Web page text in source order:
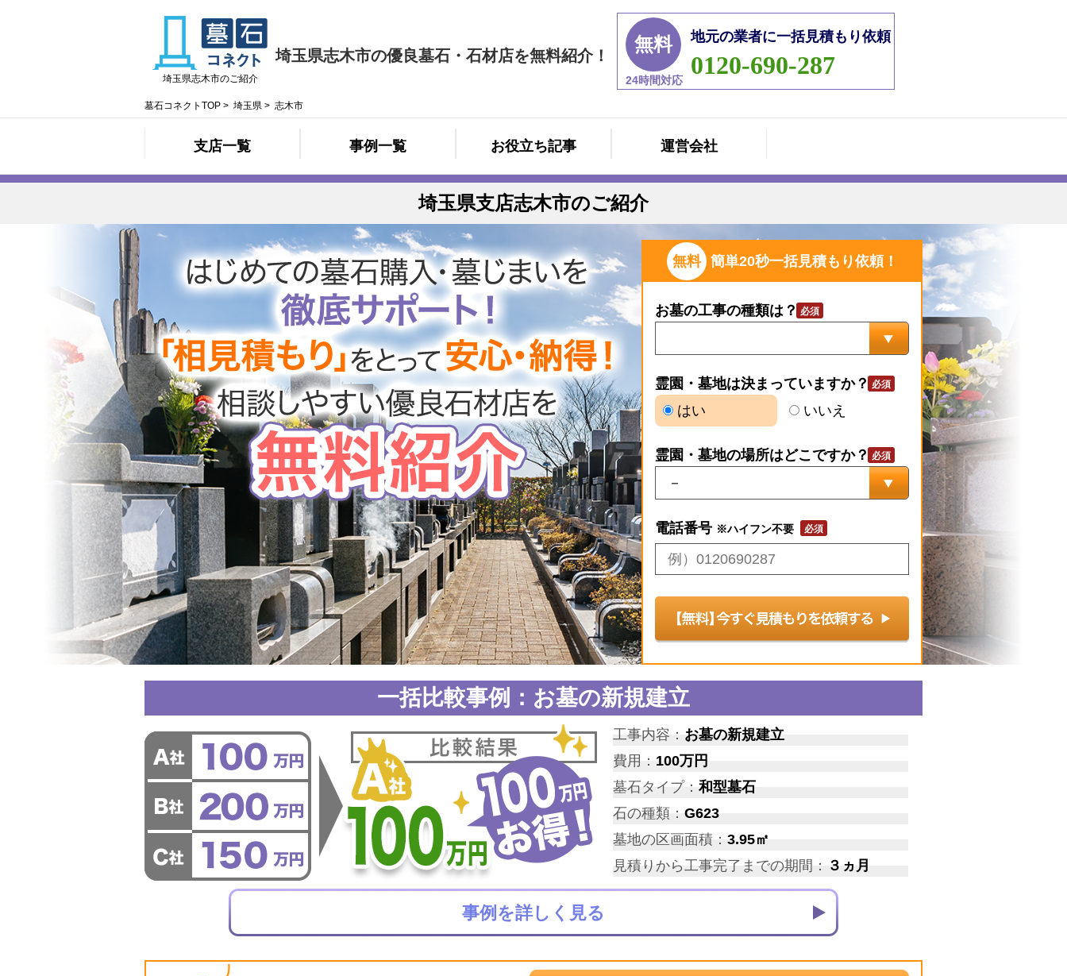
埼玉県志木市の優良墓石・石材店を無料紹介！
埼玉県志木市のご紹介
墓石コネクトTOP > 埼玉県 > 志木市
無料
24時間対応
地元の業者に一括見積もり依頼
0120-690-287
支店一覧 事例一覧 お役立ち記事 運営会社
埼玉県支店志木市のご紹介
無料 簡単20秒一括見積もり依頼！
お墓の工事の種類は？
霊園・墓地は決まっていますか？
はい
いいえ
霊園・墓地の場所はどこですか？
電話番号 ※ハイフン不要
一括比較事例：お墓の新規建立
工事内容： お墓の新規建立
費用： 100万円
墓石タイプ：和型墓石
石の種類： G623
墓地の区画面積： 3.95㎡
見積りから工事完了までの期間： ３ヵ月
事例を詳しく見る